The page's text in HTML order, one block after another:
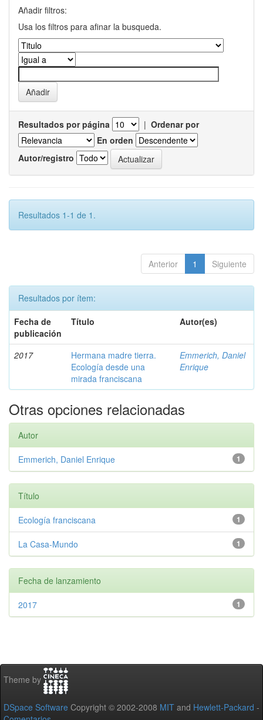
Añadir filtros:
Usa los filtros para afinar la busqueda.
Resultados por página | Ordenar por
En orden
Autor/registro
Resultados 1-1 de 1.
Anterior 1 Siguiente
Resultados por ítem:
Fecha de
publicación
Título Autor(es)
2017
Hermana madre tierra.
Ecología desde una
mirada franciscana
Emmerich, Daniel
Enrique
Otras opciones relacionadas
Autor
1
Emmerich, Daniel Enrique
Título
1
Ecología franciscana
1
La Casa-Mundo
Fecha de lanzamiento
1
2017
Theme by
DSpace Software Copyright © 2002-2008 MIT and Hewlett-Packard -